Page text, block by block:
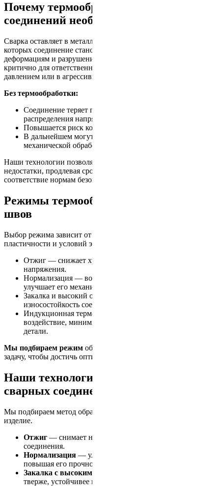
Почему термообработка сварных
соединений необходима?
Сварка оставляет в металле внутренние напряжения, из-за
которых соединение становится уязвимым к растрескиванию,
деформациям и разрушению под нагрузкой. Особенно это
критично для ответственных конструкций, работающих под
давлением или в агрессивной среде.
Без термообработки:
Соединение теряет прочность из-за неравномерного
распределения напряжений.
Повышается риск коррозии в местах сварки.
В дальнейшем могут возникнуть проблемы с
механической обработкой и эксплуатацией.
Наши технологии позволяют полностью устранить эти
недостатки, продлевая срок службы изделий и обеспечивая их
соответствие нормам безопасности.
Режимы термообработки сварных
швов
Выбор режима зависит от требований к прочности,
пластичности и условий эксплуатации изделия.
Отжиг — снижает хрупкость и устраняет остаточные
напряжения.
Нормализация — восстанавливает структуру металла и
улучшает его механические свойства.
Закалка и высокий отпуск — повышает твердость и
износостойкость соединения.
Индукционная термообработка — локальное
воздействие, минимизирующее деформацию всей
детали.
Мы подбираем режим обработки под каждую конкретную
задачу, чтобы достичь оптимального результата.
Наши технологии термообработки
сварных соединений
Мы подбираем метод обработки индивидуально под каждое
изделие.
Отжиг — снимает напряжения, снижает хрупкость
соединения.
Нормализация — улучшает структуру металла,
повышая его прочностные характеристики.
Закалка с высоким отпуском
тверже, устойчивее к износу.